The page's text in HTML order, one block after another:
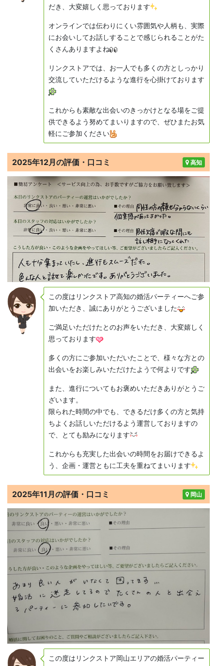
だき、大変嬉しく思っております
オンラインでは伝わりにくい雰囲気や人柄も、実際
にお会いしてお話しすることで感じられることがた
くさんありますよね
リンクストアでは、お一人でも多くの方としっかり
交流していただけるような進行を心掛けております
これからも素敵な出会いのきっかけとなる場をご提
供できるよう努めてまいりますので、ぜひまたお気
軽にご参加ください
高知
2025年12月の評価・口コミ
この度はリンクストア高知の婚活パーティーへご参
加いただき、誠にありがとうございました
ご満足いただけたとのお声をいただき、大変嬉しく
思っております
多くの方にご参加いただいたことで、様々な方との
出会いをお楽しみいただけたようで何よりです
また、進行についてもお褒めいただきありがとうご
ざいます。
限られた時間の中でも、できるだけ多くの方と気持
ちよくお話しいただけるよう運営しておりますの
で、とても励みになります
これからも充実した出会いの時間をお届けできるよ
う、企画・運営ともに工夫を重ねてまいります
岡山
2025年11月の評価・口コミ
この度はリンクストア岡山エリアの婚活パーティー